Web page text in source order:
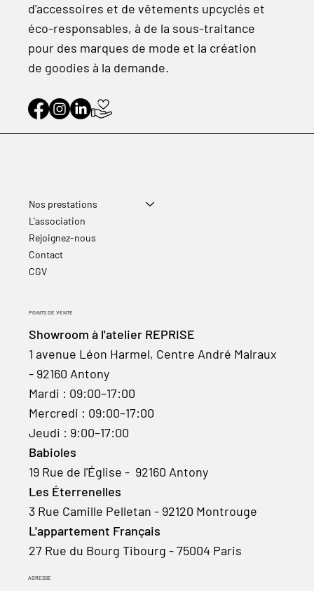
ADRESSE
d'accessoires et de vêtements upcyclés et
éco-responsables, à de la sous-traitance
pour des marques de mode et la création
de goodies à la demande.
POINTS DE VENTE
Showroom à l'atelier REPRISE
1 avenue Léon Harmel, Centre André Malraux
- 92160 Antony
Mardi : 09:00–17:00
Mercredi : 09:00–17:00
Jeudi : 9:00–17:00
Babioles
19 Rue de l'Église - 92160 Antony
Les Éterrenelles
3 Rue Camille Pelletan - 92120 Montrouge
L'appartement Français
27 Rue du Bourg Tibourg - 75004 Paris
Nos prestations
L'association
Rejoignez-nous
Contact
CGV